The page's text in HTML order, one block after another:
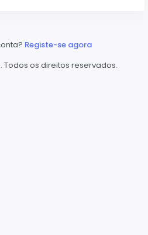
Registe-se agora
Todos os direitos reservados.